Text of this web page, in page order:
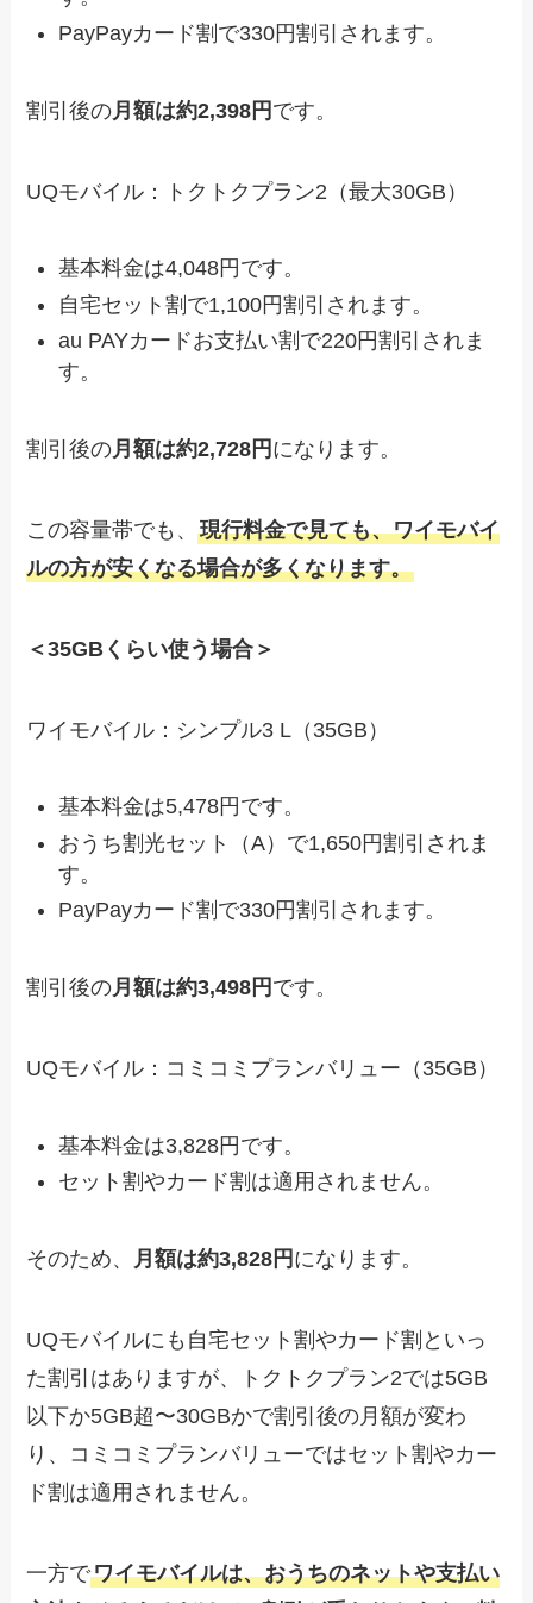
PayPayカード割で330円割引されます。
割引後の月額は約2,398円 です。
UQモバイル：トクトクプラン2（最大30GB）
基本料金は4,048円です。
自宅セット割で1,100円割引されます。
au PAYカードお支払い割で220円割引されま
す。
割引後の月額は約2,728円 になります。
この容量帯でも、現行料金で見ても、ワイモバイ
ルの方が安くなる場合が多くなります。
＜35GBくらい使う場合＞
ワイモバイル：シンプル3 L（35GB）
基本料金は5,478円です。
おうち割光セット（A）で1,650円割引されま
す。
PayPayカード割で330円割引されます。
割引後の月額は約3,498円 です。
UQモバイル：コミコミプランバリュー（35GB）
基本料金は3,828円です。
セット割やカード割は適用されません。
そのため、 月額は約3,828円 になります。
UQモバイルにも自宅セット割やカード割といっ
た割引はありますが、トクトクプラン2では5GB
以下か5GB超〜30GBかで割引後の月額が変わ
り、コミコミプランバリューではセット割やカー
ド割は適用されません。
一方でワイモバイルは、おうちのネットや支払い